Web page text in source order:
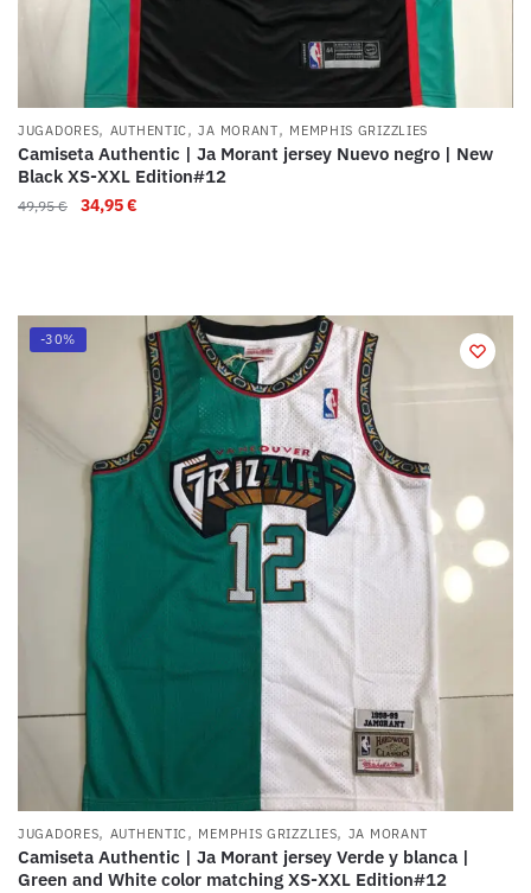
JUGADORES, AUTHENTIC,JA MORANT, MEMPHIS GRIZZLIES
Camiseta Authentic | Ja Morant jersey Nuevo negro | New
Black XS-XXL Edition#12
49,95€ 34,95€
-30%
JUGADORES, AUTHENTIC, MEMPHIS GRIZZLIES, JA MORANT
Camiseta Authentic | Ja Morant jersey Verde y blanca |
Green and White color matching XS-XXL Edition#12